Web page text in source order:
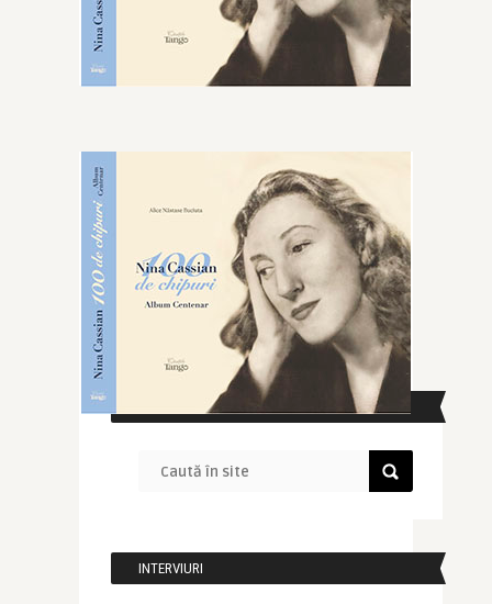
CAUTĂ ÎN SITE
INTERVIURI